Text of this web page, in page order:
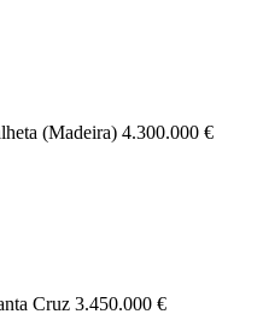
(Madeira) 4.300.000 €
Cruz 3.450.000 €